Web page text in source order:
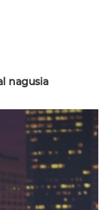
nagusia